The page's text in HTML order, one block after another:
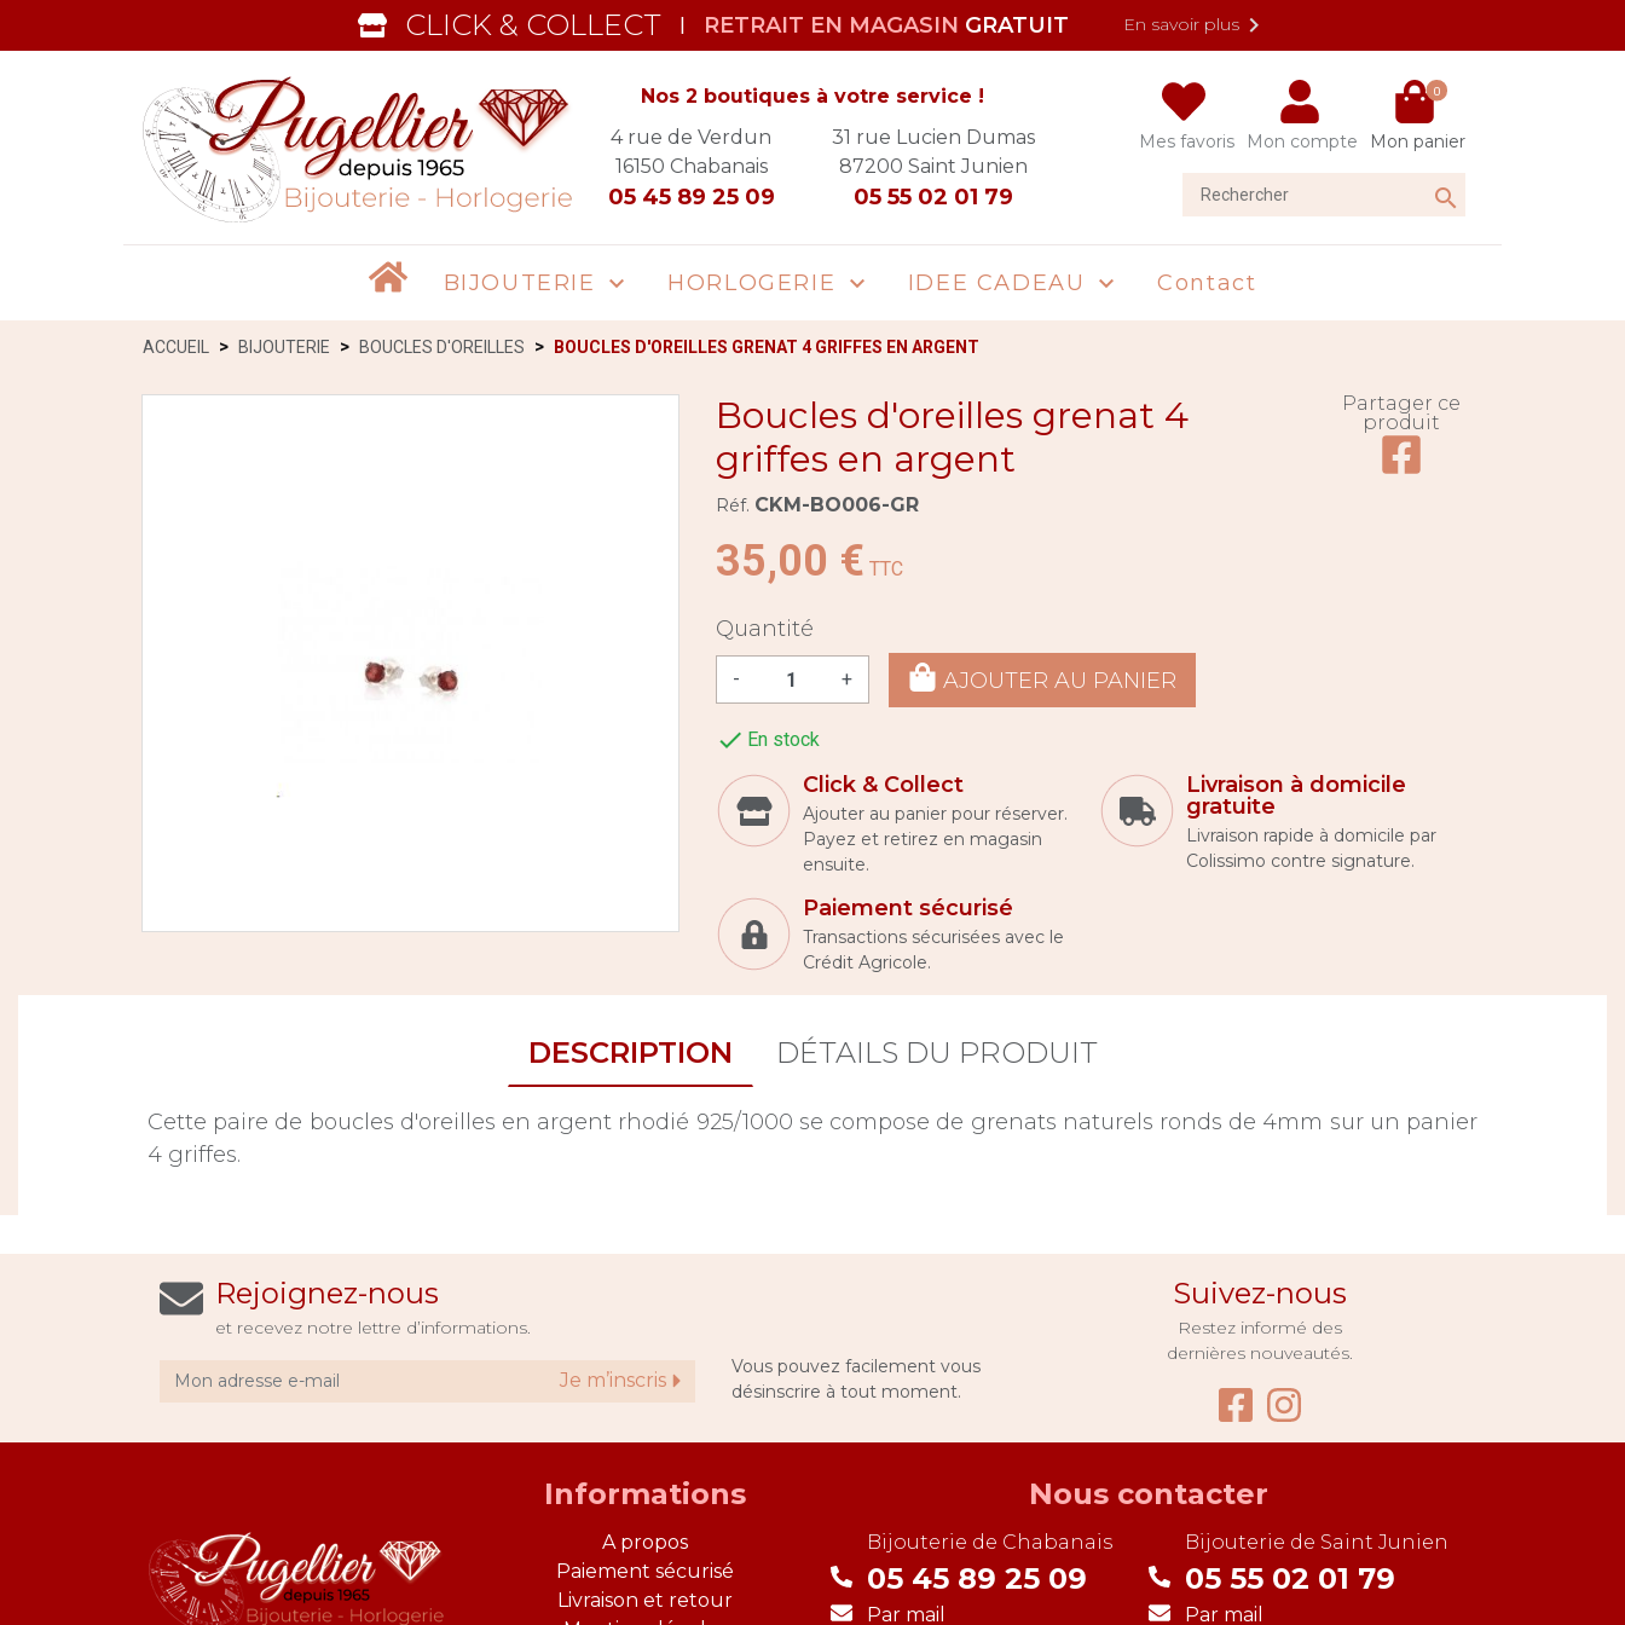
CLICK & COLLECT | RETRAIT EN MAGASIN GRATUIT En savoir plus
Nos 2 boutiques à votre service !
4 rue de Verdun
16150 Chabanais
05 45 89 25 09
31 rue Lucien Dumas
87200 Saint Junien
05 55 02 01 79
Mes favoris Mon compte
0
Mon panier

Rechercher
Accueil
BIJOUTERIE  HORLOGERIE  IDEE CADEAU  Contact
ACCUEIL BIJOUTERIE BOUCLES D'OREILLES BOUCLES D'OREILLES GRENAT 4 GRIFFES EN ARGENT
Boucles d'oreilles grenat 4
griffes en argent
Réf. CKM-BO006-GR
35,00 € TTC
Partager ce
produit
Quantité
- + AJOUTER AU PANIER
 En stock
Click & Collect
Ajouter au panier pour réserver.
Payez et retirez en magasin
ensuite.
Livraison à domicile
gratuite
Livraison rapide à domicile par
Colissimo contre signature.
Paiement sécurisé
Transactions sécurisées avec le
Crédit Agricole.
DESCRIPTION DÉTAILS DU PRODUIT
Cette paire de boucles d'oreilles en argent rhodié 925/1000 se compose de grenats naturels ronds de 4mm sur un panier
4 griffes.
Rejoignez-nous
et recevez notre lettre d’informations.
Je m’inscris
Vous pouvez facilement vous
désinscrire à tout moment.
Suivez-nous
Restez informé des
dernières nouveautés.
Facebook Bijouterie
Informations
A propos
Paiement sécurisé
Livraison et retour
Nous contacter
Bijouterie de Chabanais
05 45 89 25 09
Par mail
Bijouterie de Saint Junien
05 55 02 01 79
Par mail